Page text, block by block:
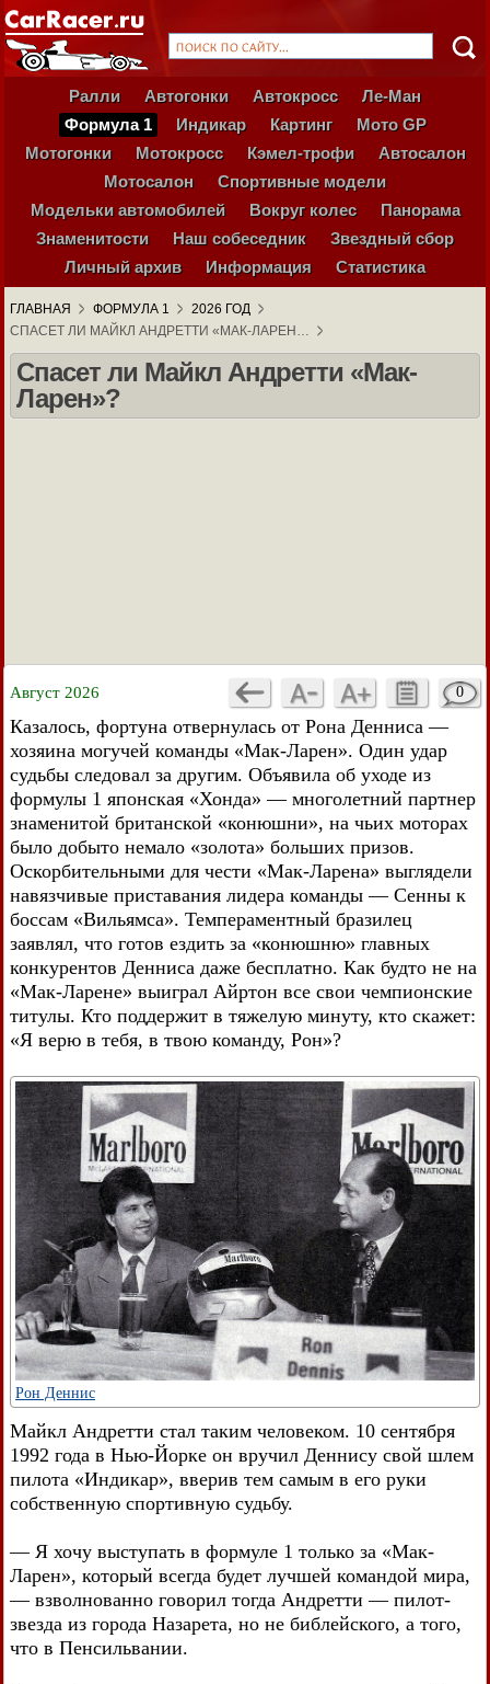
Ралли Автогонки Автокросс
Ле-Ман
Формула 1
Индикар Картинг
Мото GP
Мотогонки
Мотокросс Кэмел-трофи
Автосалон
Мотосалон
Спортивные модели
Модельки автомобилей
Вокруг колес
Панорама
Знаменитости
Наш собеседник
Звездный сбор
Личный архив
Информация Статистика
ГЛАВНАЯ ФОРМУЛА 1
2026 ГОД
СПАСЕТ ЛИ МАЙКЛ АНДРЕТТИ «МАК-ЛАРЕН…
Спасет ли Майкл Андретти «Мак-
Ларен»?
Август 2026 0
Казалось, фортуна отвернулась от Рона Денниса —
хозяина могучей команды «Мак-Ларен». Один удар
судьбы следовал за другим. Объявила об уходе из
формулы 1 японская «Хонда» — многолетний партнер
знаменитой британской «конюшни», на чьих моторах
было добыто немало «золота» больших призов.
Оскорбительными для чести «Мак-Ларена» выглядели
навязчивые приставания лидера команды — Сенны к
боссам «Вильямса». Темпераментный бразилец
заявлял, что готов ездить за «конюшню» главных
конкурентов Денниса даже бесплатно. Как будто не на
«Мак-Ларене» выиграл Айртон все свои чемпионские
титулы. Кто поддержит в тяжелую минуту, кто скажет:
«Я верю в тебя, в твою команду, Рон»?
Рон Деннис
Майкл Андретти стал таким человеком. 10 сентября
1992 года в Нью-Йорке он вручил Деннису свой шлем
пилота «Индикар», вверив тем самым в его руки
собственную спортивную судьбу.
— Я хочу выступать в формуле 1 только за «Мак-
Ларен», который всегда будет лучшей командой мира,
— взволнованно говорил тогда Андретти — пилот-
звезда из города Назарета, но не библейского, а того,
что в Пенсильвании.